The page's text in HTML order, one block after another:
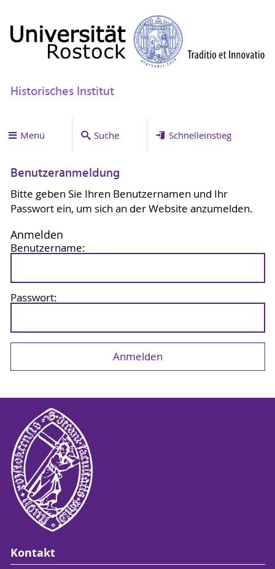
Historisches Institut
Menü Suche Schnelleinstieg
Benutzeranmeldung
Bitte geben Sie Ihren Benutzernamen und Ihr
Passwort ein, um sich an der Website anzumelden.
Anmelden
Benutzername:
Passwort:
Kontakt